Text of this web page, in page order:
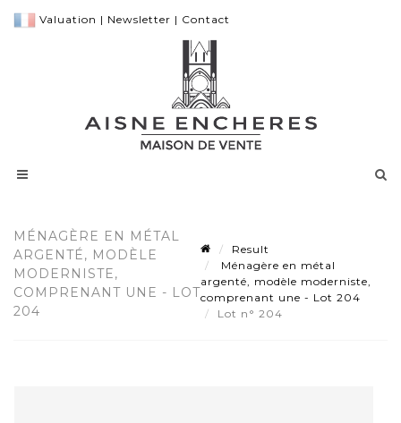
Valuation | Newsletter | Contact
MÉNAGÈRE EN MÉTAL
ARGENTÉ, MODÈLE
MODERNISTE,
COMPRENANT UNE - LOT
204
Result
Ménagère en métal
argenté, modèle moderniste,
comprenant une - Lot 204
Lot n° 204